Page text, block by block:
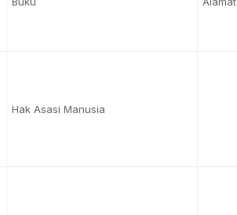
Hak Asasi Manusia